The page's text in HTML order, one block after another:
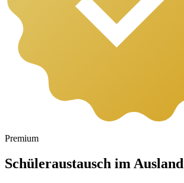
Premium
Schüleraustausch im Ausland